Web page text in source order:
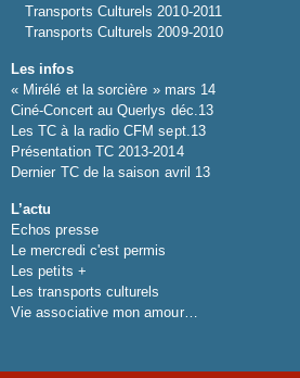
Transports Culturels 2010-2011
Transports Culturels 2009-2010
Les infos
« Mirélé et la sorcière » mars 14
Ciné-Concert au Querlys déc.13
Les TC à la radio CFM sept.13
Présentation TC 2013-2014
Dernier TC de la saison avril 13
L’actu
Echos presse
Le mercredi c'est permis
Les petits +
Les transports culturels
Vie associative mon amour…